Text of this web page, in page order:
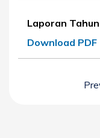
Laporan
Download PDF